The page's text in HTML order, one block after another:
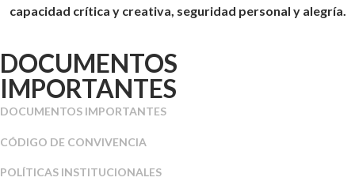
capacidad crítica y creativa, seguridad personal y alegría.
DOCUMENTOS
IMPORTANTES
DOCUMENTOS IMPORTANTES
CÓDIGO DE CONVIVENCIA
POLÍTICAS INSTITUCIONALES